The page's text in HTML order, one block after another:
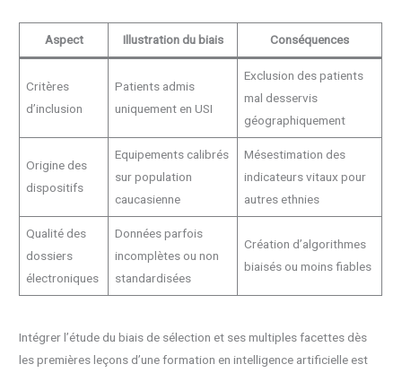
Aspect Illustration du biais Conséquences
Critères
d’inclusion
Patients admis
uniquement en USI
Exclusion des patients
mal desservis
géographiquement
Origine des
dispositifs
Equipements calibrés
sur population
caucasienne
Mésestimation des
indicateurs vitaux pour
autres ethnies
Qualité des
dossiers
électroniques
Données parfois
incomplètes ou non
standardisées
Création d’algorithmes
biaisés ou moins fiables
Intégrer l’étude du biais de sélection et ses multiples facettes dès
les premières leçons d’une formation en intelligence artificielle est